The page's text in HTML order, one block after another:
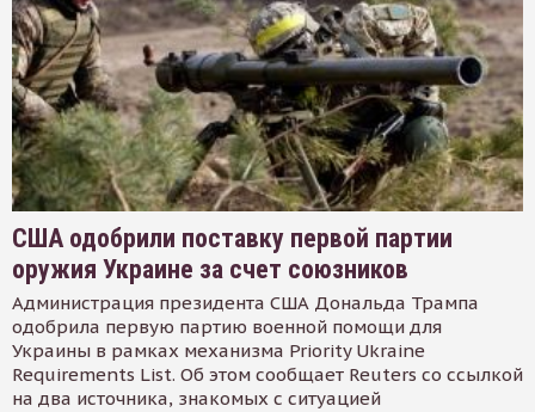
США одобрили поставку первой партии
оружия Украине за счет союзников
Администрация президента США Дональда Трампа
одобрила первую партию военной помощи для
Украины в рамках механизма Priority Ukraine
Requirements List. Об этом сообщает Reuters со ссылкой
на два источника, знакомых с ситуацией